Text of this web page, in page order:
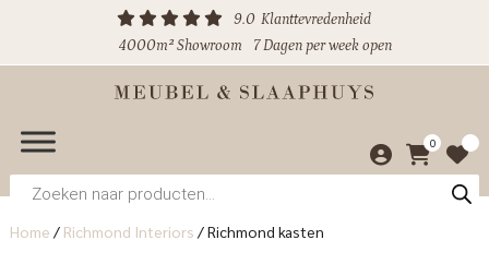
9.0 Klanttevredenheid
4000m² Showroom
7 Dagen per week open
0
Producten
zoeken
Home / Richmond Interiors /Richmond kasten